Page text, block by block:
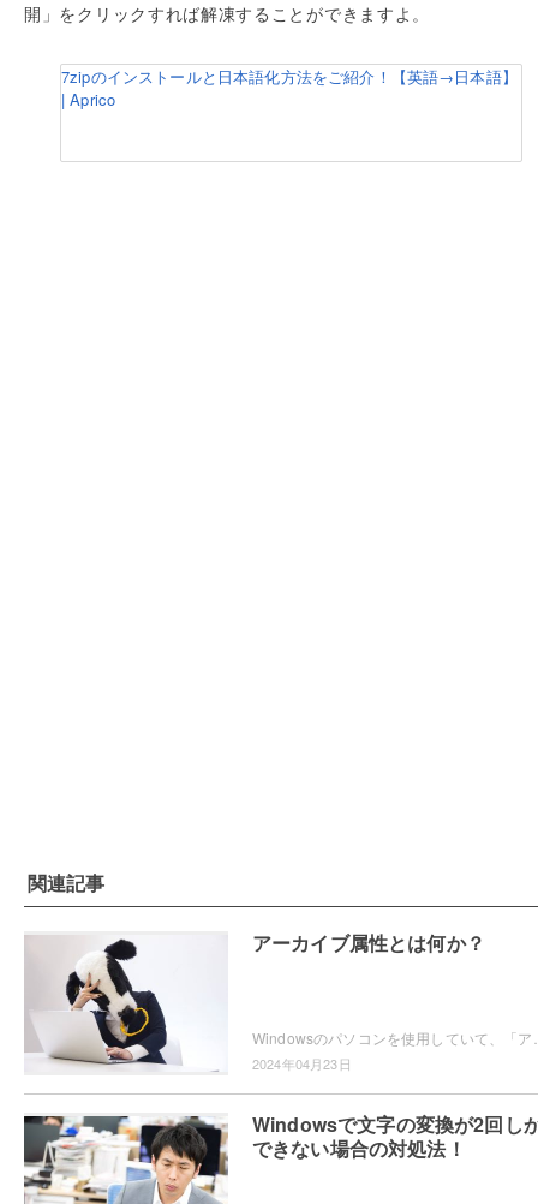
開」をクリックすれば解凍することができますよ。
7zipのインストールと日本語化方法をご紹介！【英語→日本語】
| Aprico
関連記事
アーカイブ属性とは何か？
2024年04月23日
Windowsで文字の変換が2回し
できない場合の対処法！